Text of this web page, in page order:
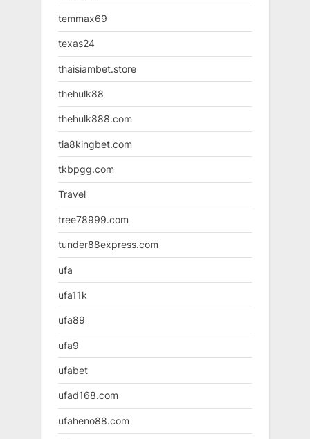
temmax69
texas24
thaisiambet.store
thehulk88
thehulk888.com
tia8kingbet.com
tkbpgg.com
Travel
tree78999.com
tunder88express.com
ufa
ufa11k
ufa89
ufa9
ufabet
ufad168.com
ufaheno88.com